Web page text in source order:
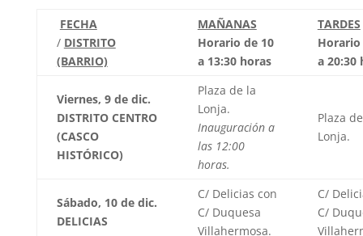
FECHA
/ DISTRITO
(BARRIO)
MAÑANAS
Horario de 10
a 13:30 horas
TARDES
Horario
a 20:30
Viernes, 9 de dic.
DISTRITO CENTRO
(CASCO
HISTÓRICO)
Plaza de la
Lonja.
Inauguración a
las 12:00
horas.
Plaza
Lonja.
Sábado, 10 de dic.
DELICIAS
C/ Delicias con
C/ Duquesa
Villahermosa.
C/
C/